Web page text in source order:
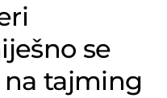
se
tajming